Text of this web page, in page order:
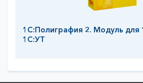
1С:Полиграфия 2. Модуль для
1С:УТ